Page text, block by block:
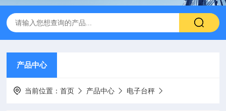
产品中心
当前位置：首页 产品中心 电子台秤